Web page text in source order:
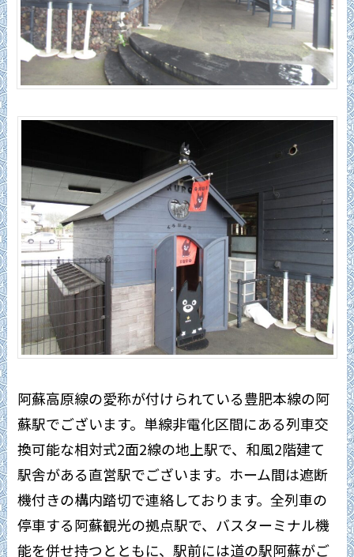
阿蘇高原線の愛称が付けられている豊肥本線の阿
蘇駅でございます。単線非電化区間にある列車交
換可能な相対式2面2線の地上駅で、和風2階建て
駅舎がある直営駅でございます。ホーム間は遮断
機付きの構内踏切で連絡しております。全列車の
停車する阿蘇観光の拠点駅で、バスターミナル機
能を併せ持つとともに、駅前には道の駅阿蘇がご